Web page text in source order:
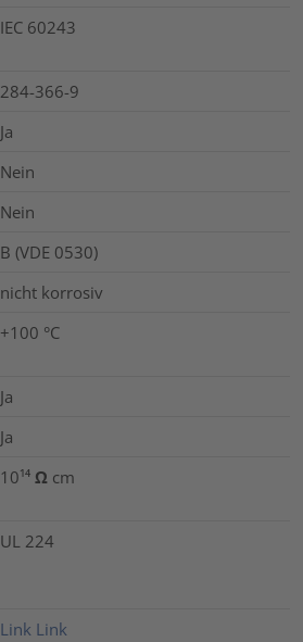
IEC 60243
284-366-9
Ja
Nein
Nein
B (VDE 0530)
nicht korrosiv
+100 °C
Ja
Ja
10¹⁴ Ω cm
UL 224
Link Link